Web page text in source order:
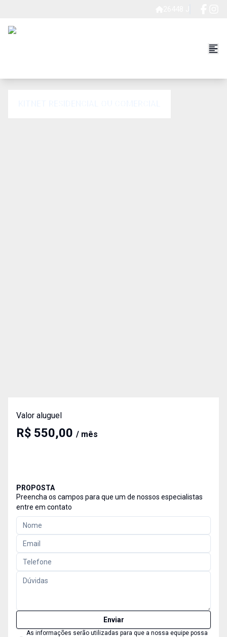
Valor aluguel
R$ 550,00 / mês
PROPOSTA
Preencha os campos para que um de nossos especialistas
entre em contato
Enviar
As informações serão utilizadas para que a nossa equipe possa